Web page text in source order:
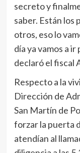
secreto y
saber. Están los
otros, eso lo
día ya vamos a
declaró el fiscal
Respecto a la
Dirección de
San Martín de
forzar la puerta
atendían al